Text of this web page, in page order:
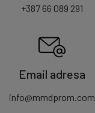
+387 66 089 291
Email adresa
info@mmdprom.com